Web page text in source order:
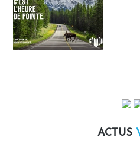
ACTUS